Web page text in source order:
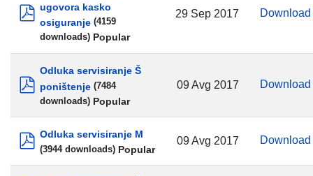
pdf
ugovora kasko
osiguranje (4159
downloads) Popular
29 Sep 2017 Download
pdf
Odluka servisiranje Š
poništenje (7484
downloads) Popular
09 Avg 2017 Download
pdf
Odluka servisiranje M
(3944 downloads) Popular
09 Avg 2017 Download